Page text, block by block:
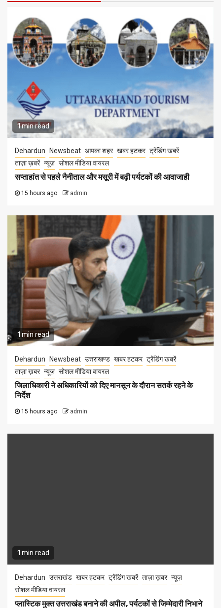
1 min read
Dehardun Newsbeat आपका शहर खबर हटकर ट्रेंडिंग खबरें
ताज़ा ख़बरें न्यूज़ सोशल मीडिया वायरल
सप्ताहांत से पहले नैनीताल और मसूरी में बढ़ी पर्यटकों की आवाजाही
15 hours ago admin
1 min read
Dehardun Newsbeat उत्तराखण्ड खबर हटकर ट्रेंडिंग खबरें
ताज़ा ख़बर न्यूज़ सोशल मीडिया वायरल
जिलाधिकारी ने अधिकारियों को दिए मानसून के दौरान सतर्क रहने के
निर्देश
15 hours ago admin
1 min read
Dehardun उत्तराखंड खबर हटकर ट्रेंडिंग खबरें ताज़ा ख़बर न्यूज़
सोशल मीडिया वायरल
प्लास्टिक मुक्त उत्तराखंड बनाने की अपील, पर्यटकों से जिम्मेदारी निभाने